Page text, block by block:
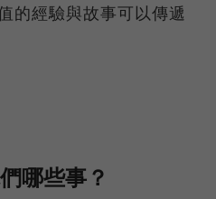
的經驗與故事可以傳遞
哪些事？